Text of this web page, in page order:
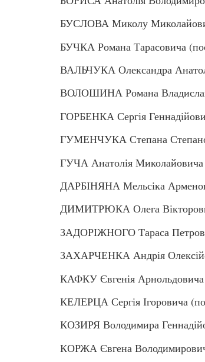
БУСЛОВА Миколу
БУЧКА Романа Тарасовича
ВАЛЬЧУКА Олександра
ВОЛОШИНА Романа
ГОРБЕНКА Сергія
ГУМЕНЧУКА Степана
ГУЧА Анатолія
ДАРБІНЯНА Мельсіка
ДИМИТРЮКА Олега
ЗАДОРІЖНОГО Тараса
ЗАХАРЧЕНКА Андрія
КАФКУ Євгенія
КЕЛЕРЦА Сергія Ігоровича
КОЗИРЯ Володимира
КОРЖА Євгена